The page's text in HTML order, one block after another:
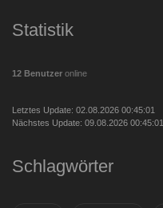
Statistik
12 Benutzer online
Letztes Update: 02.08.2026 00:45:01
Nächstes Update: 09.08.2026 00:45:01
Schlagwörter